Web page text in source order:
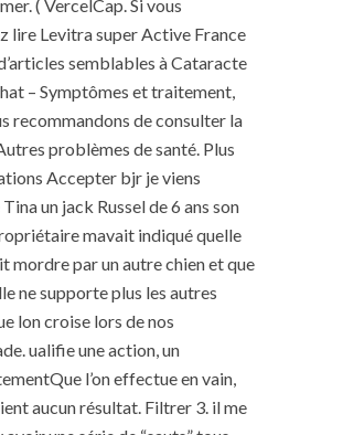
( VercelCap. Si vous
lire Levitra super Active France
semblables à Cataracte
– Symptômes et traitement,
recommandons de consulter la
problèmes de santé. Plus
Accepter bjr je viens
un jack Russel de 6 ans son
mavait indiqué quelle
mordre par un autre chien et que
ne supporte plus les autres
lon croise lors de nos
ualifie une action, un
l’on effectue en vain,
aucun résultat. Filtrer 3. il me